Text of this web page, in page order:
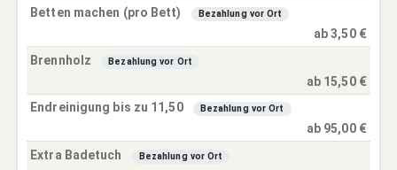
Betten machen (pro Bett)
Bezahlung vor Ort
ab 3,50 €
Brennholz
Bezahlung vor Ort
ab 15,50 €
Endreinigung bis zu 11,50
Bezahlung vor Ort
ab 95,00 €
Extra Badetuch
Bezahlung vor Ort